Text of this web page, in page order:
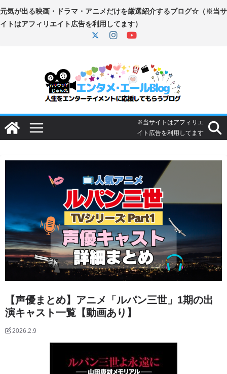
コ
ン
プ
【声優まとめ】アニメ「ルパン三世」1期の出
演キャスト一覧【動画あり】
2026.2.9